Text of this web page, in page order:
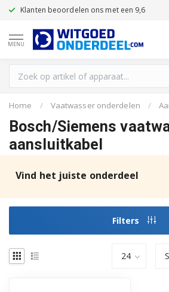
Klanten beoordelen ons met een 9,6
MENU
Home / Vaatwasser onderdelen /
Bosch/Siemens
aansluitkabel
Vind het juiste onderdeel
Filters